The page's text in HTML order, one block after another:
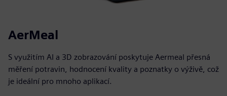
AerMeal
S využitím AI a 3D zobrazování poskytuje Aermeal přesná
měření potravin, hodnocení kvality a poznatky o výživě, což
je ideální pro mnoho aplikací.